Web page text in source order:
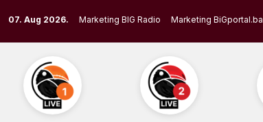
to
content
07. Aug 2026. Marketing BIG Radio Marketing BiGportal.ba